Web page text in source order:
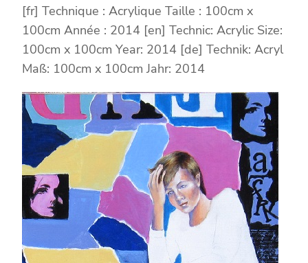
[fr] Technique : Acrylique Taille : 100cm x
100cm Année : 2014 [en] Technic: Acrylic Size:
100cm x 100cm Year: 2014 [de] Technik: Acryl
Maß: 100cm x 100cm Jahr: 2014